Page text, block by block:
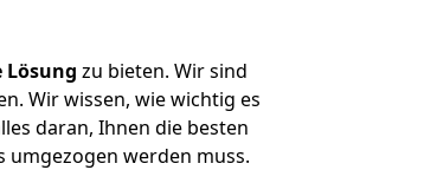
Lösung zu bieten. Wir sind
Wir wissen, wie wichtig es
daran, Ihnen die besten
umgezogen werden muss.